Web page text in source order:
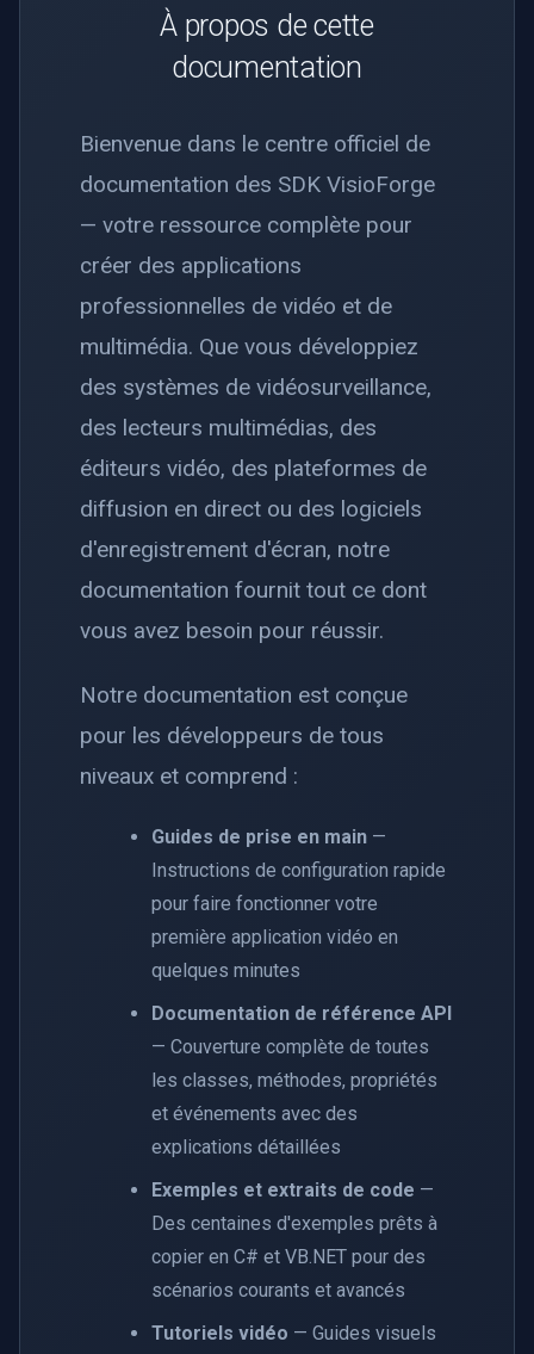
À propos de cette
documentation
Bienvenue dans le centre officiel de
documentation des SDK VisioForge
— votre ressource complète pour
créer des applications
professionnelles de vidéo et de
multimédia. Que vous développiez
des systèmes de vidéosurveillance,
des lecteurs multimédias, des
éditeurs vidéo, des plateformes de
diffusion en direct ou des logiciels
d'enregistrement d'écran, notre
documentation fournit tout ce dont
vous avez besoin pour réussir.
Notre documentation est conçue
pour les développeurs de tous
niveaux et comprend :
Guides de prise en main —
Instructions de configuration rapide
pour faire fonctionner votre
première application vidéo en
quelques minutes
Documentation de référence API
— Couverture complète de toutes
les classes, méthodes, propriétés
et événements avec des
explications détaillées
Exemples et extraits de code —
Des centaines d'exemples prêts à
copier en C# et VB.NET pour des
scénarios courants et avancés
Tutoriels vidéo — Guides visuels